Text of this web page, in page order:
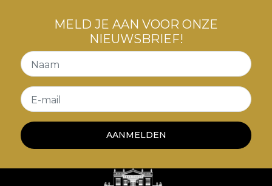
MELD JE AAN VOOR ONZE
NIEUWSBRIEF!
Naam
E-mail
AANMELDEN